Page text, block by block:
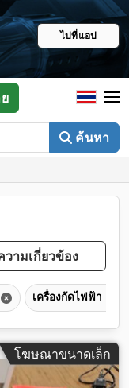
ไปที่แอป
ค้นหา
ามเกี่ยวข้อง
เครื่องกัดไฟฟ้า
โฆษณาขนาดเล็ก